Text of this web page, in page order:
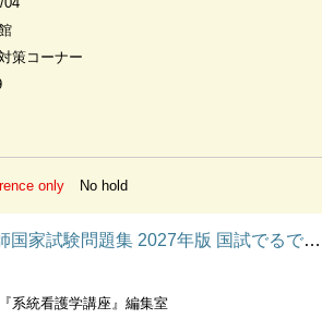
策コーナー
only No hold
家試験問題集 2027年版 国試でるでたBOOK N-Navi
系統看護学講座』編集室